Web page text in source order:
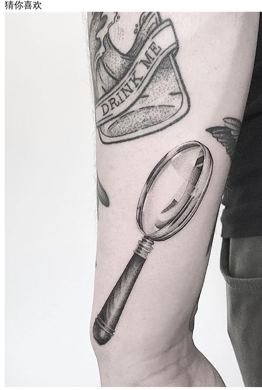
： 服务号：laobingwenshen 订阅号：laobing66666 打造国
文资讯！精美纹身图案及手稿 纹身作品 一站搞定！回复相
问千万素材的微官网，中国最强最全纹身图案尽在其中！
猜你喜欢